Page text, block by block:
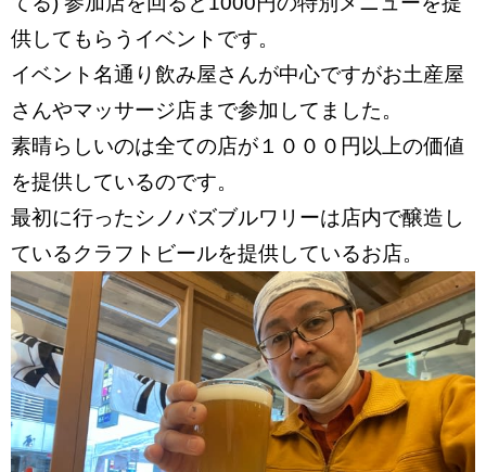
供してもらうイベントです。
イベント名通り飲み屋さんが中心ですがお土産屋
さんやマッサージ店まで参加してました。
素晴らしいのは全ての店が１０００円以上の価値
を提供しているのです。
最初に行ったシノバズブルワリーは店内で醸造し
ているクラフトビールを提供しているお店。